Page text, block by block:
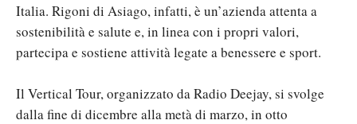
Italia. Rigoni di Asiago, infatti, è un’azienda attenta a
sostenibilità e salute e, in linea con i propri valori,
partecipa e sostiene attività legate a benessere e sport.
Il Vertical Tour, organizzato da Radio Deejay, si svolge
dalla fine di dicembre alla metà di marzo, in otto